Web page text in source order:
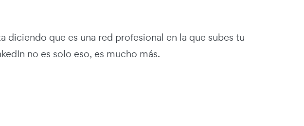
diciendo que es una red profesional en la que subes tu
no es solo eso, es mucho más.